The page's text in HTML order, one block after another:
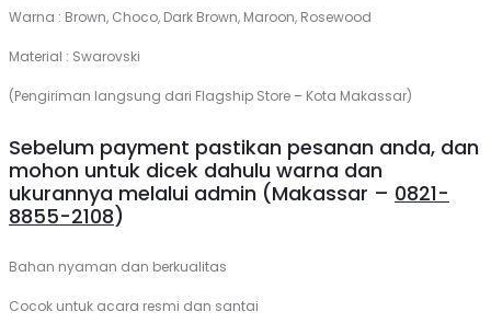
Warna : Brown, Choco, Dark Brown, Maroon, Rosewood
Material : Swarovski
(Pengiriman langsung dari Flagship Store – Kota Makassar)
Sebelum payment pastikan pesanan anda, dan
mohon untuk dicek dahulu warna dan
ukurannya melalui admin (Makassar – 0821-
8855-2108)
Bahan nyaman dan berkualitas
Cocok untuk acara resmi dan santai